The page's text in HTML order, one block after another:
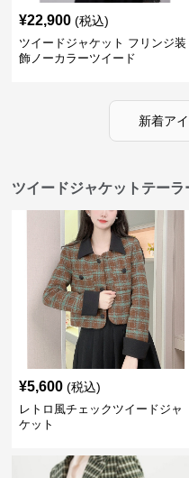
¥22,900 (税込)
ツイードジャケット フリンジ装
飾ノーカラーツイード
新着ア
ツイードジャケットテー
¥5,600 (税込)
レトロ風チェックツイードジャ
ケット